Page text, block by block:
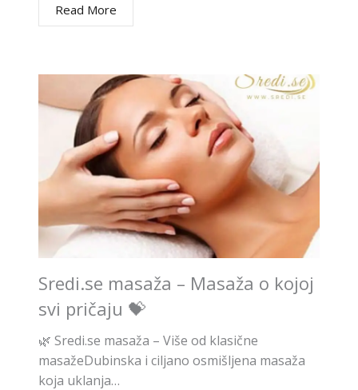
Read More
Sredi.se masaža – Masaža o kojoj
svi pričaju 💝
🌿 Sredi.se masaža – Više od klasične
masažeDubinska i ciljano osmišljena masaža
koja uklanja…